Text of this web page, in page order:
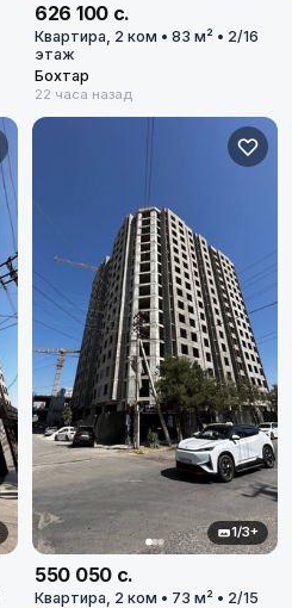
626 100 с.
Квартира, 2 ком • 83 м² • 2/16
этаж
Бохтар
22 часа назад
1/3+
550 050 с.
Квартира, 2 ком • 73 м² • 2/15